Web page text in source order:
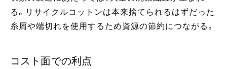
る。リサイクルコットンは本来捨てられるはずだった
糸屑や端切れを使用するため資源の節約につながる。
コスト面での利点